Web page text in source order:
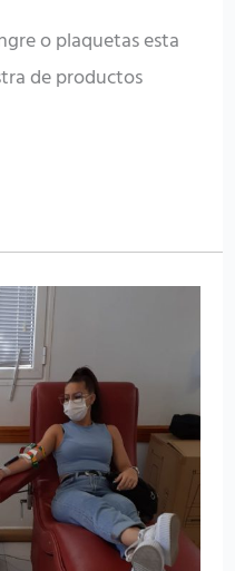
o plaquetas esta
de productos